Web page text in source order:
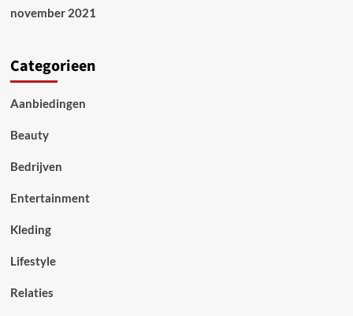
november 2021
Categorieen
Aanbiedingen
Beauty
Bedrijven
Entertainment
Kleding
Lifestyle
Relaties